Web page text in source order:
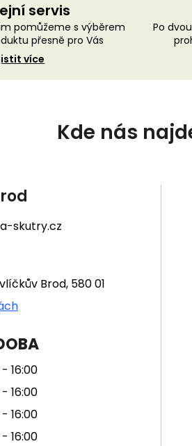
servis
pomůžeme s výběrem
přesně pro Vás
více
Po
Kde nás
skutry.cz
Brod, 580 01
16:00
16:00
16:00
16:00